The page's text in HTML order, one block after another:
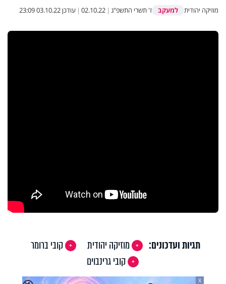
מוזיקה יהודית למעקב ז' תשרי התשפ"ג |
02.10.22
| עודכן03.10.22 23:09
תגיות ועדכונים: מוזיקה יהודית
קובי ברומר
קובי גרינבוים
X